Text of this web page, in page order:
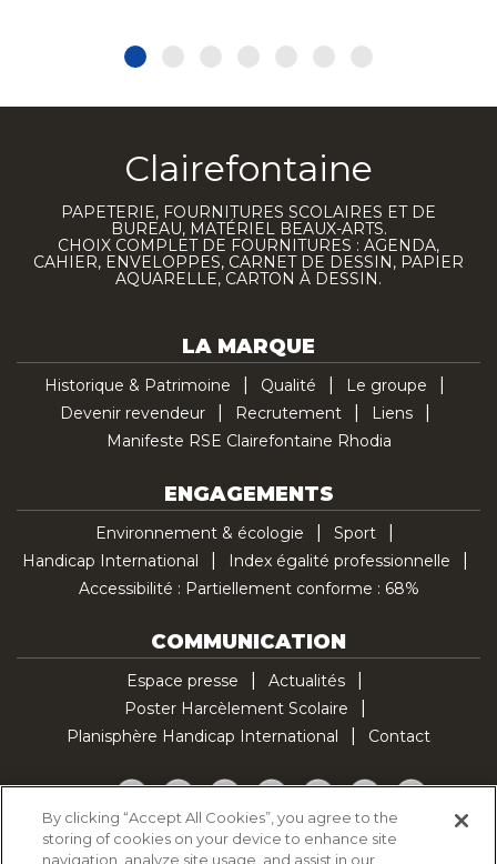
Clairefontaine
PAPETERIE, FOURNITURES SCOLAIRES ET DE
BUREAU, MATÉRIEL BEAUX-ARTS.
CHOIX COMPLET DE FOURNITURES : AGENDA,
CAHIER, ENVELOPPES, CARNET DE DESSIN, PAPIER
AQUARELLE, CARTON À DESSIN.
LA MARQUE
Historique & Patrimoine Qualité
Le groupe
Devenir revendeur
Recrutement
Liens
Manifeste RSE Clairefontaine Rhodia
ENGAGEMENTS
Environnement & écologie
Sport
Handicap International
Index égalité professionnelle
Accessibilité : Partiellement conforme : 68%
COMMUNICATION
Espace presse
Actualités
Poster Harcèlement Scolaire
Planisphère Handicap International
Contact
Facebook
TwitterYouTubePinterestInstagramLinkedInTikTok
Politique d'utilisation des cookies
By clicking “Accept All Cookies”, you agree to the
storing of cookies on your device to enhance site
navigation, analyze site usage, and assist in our